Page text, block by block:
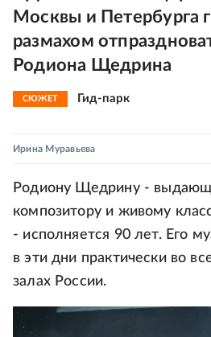
Москвы и Петербурга
размахом
Родиона Щедрина
СЮЖЕТ Гид-парк
Ирина Муравьева
Родиону Щедрину -
композитору и живому
- исполняется 90 лет. Его
в эти дни практически во
залах России.